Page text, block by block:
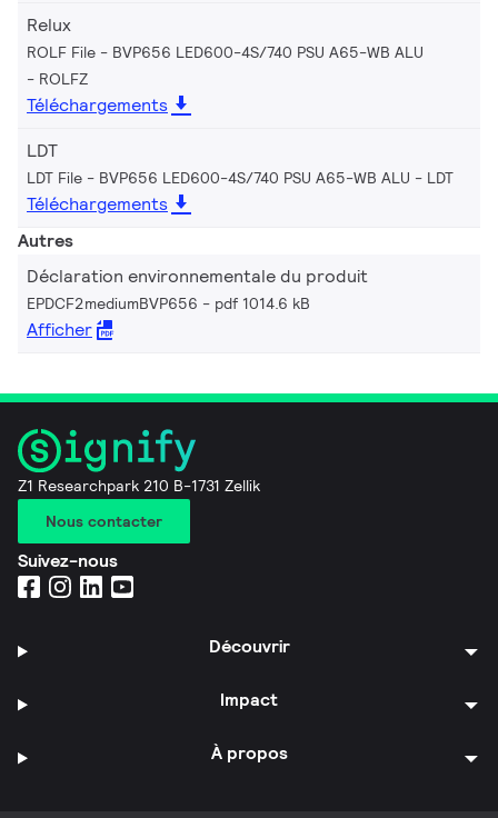
Relux
ROLF File - BVP656 LED600-4S/740 PSU A65-WB ALU
ROLFZ
Téléchargements
LDT
LDT File - BVP656 LED600-4S/740 PSU A65-WB ALU LDT
Téléchargements
Autres
Déclaration environnementale du produit
EPDCF2mediumBVP656 pdf 1014.6 kB
Afficher
Z1 Researchpark 210 B-1731 Zellik
Nous contacter
Suivez-nous
Découvrir
Impact
À propos